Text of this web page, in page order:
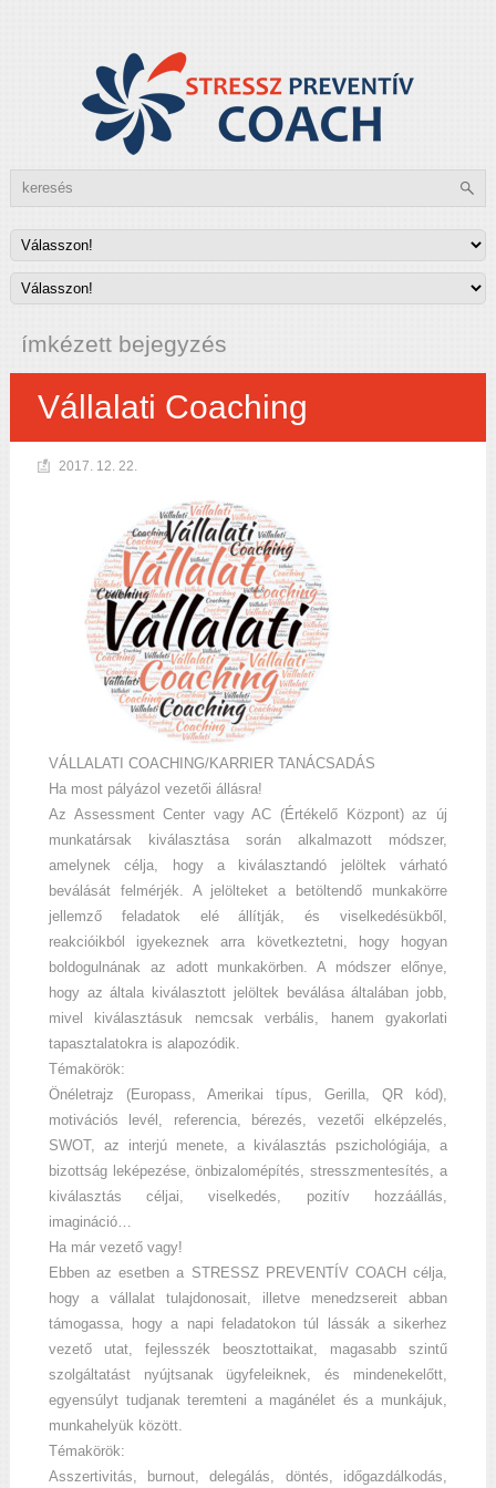
ímkézett bejegyzés
Vállalati Coaching
2017. 12. 22.
VÁLLALATI COACHING/KARRIER TANÁCSADÁS
Ha most pályázol vezetői állásra!
Az Assessment Center vagy AC (Értékelő Központ) az új
munkatársak kiválasztása során alkalmazott módszer,
amelynek célja, hogy a kiválasztandó jelöltek várható
beválását felmérjék. A jelölteket a betöltendő munkakörre
jellemző feladatok elé állítják, és viselkedésükből,
reakcióikból igyekeznek arra következtetni, hogy hogyan
boldogulnának az adott munkakörben. A módszer előnye,
hogy az általa kiválasztott jelöltek beválása általában jobb,
mivel kiválasztásuk nemcsak verbális, hanem gyakorlati
tapasztalatokra is alapozódik.
Témakörök:
Önéletrajz (Europass, Amerikai típus, Gerilla, QR kód),
motivációs levél, referencia, bérezés, vezetői elképzelés,
SWOT, az interjú menete, a kiválasztás pszichológiája, a
bizottság leképezése, önbizalomépítés, stresszmentesítés, a
kiválasztás céljai, viselkedés, pozitív hozzáállás,
imagináció…
Ha már vezető vagy!
Ebben az esetben a STRESSZ PREVENTÍV COACH célja,
hogy a vállalat tulajdonosait, illetve menedzsereit abban
támogassa, hogy a napi feladatokon túl lássák a sikerhez
vezető utat, fejlesszék beosztottaikat, magasabb szintű
szolgáltatást nyújtsanak ügyfeleiknek, és mindenekelőtt,
egyensúlyt tudjanak teremteni a magánélet és a munkájuk,
munkahelyük között.
Témakörök:
Asszertivitás, burnout, delegálás, döntés, időgazdálkodás,